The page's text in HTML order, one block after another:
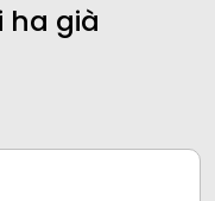
ha già